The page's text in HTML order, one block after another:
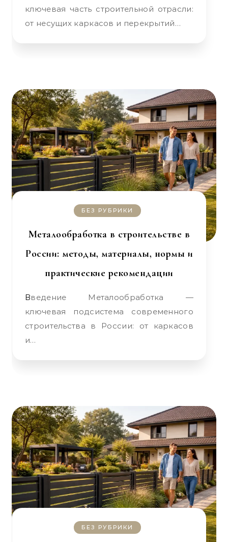
ключевая часть строительной отрасли:
от несущих каркасов и перекрытий…
БЕЗ РУБРИКИ
Металообработка в строительстве в
России: методы, материалы, нормы и
практические рекомендации
Введение Металообработка —
ключевая подсистема современного
строительства в России: от каркасов
и…
БЕЗ РУБРИКИ